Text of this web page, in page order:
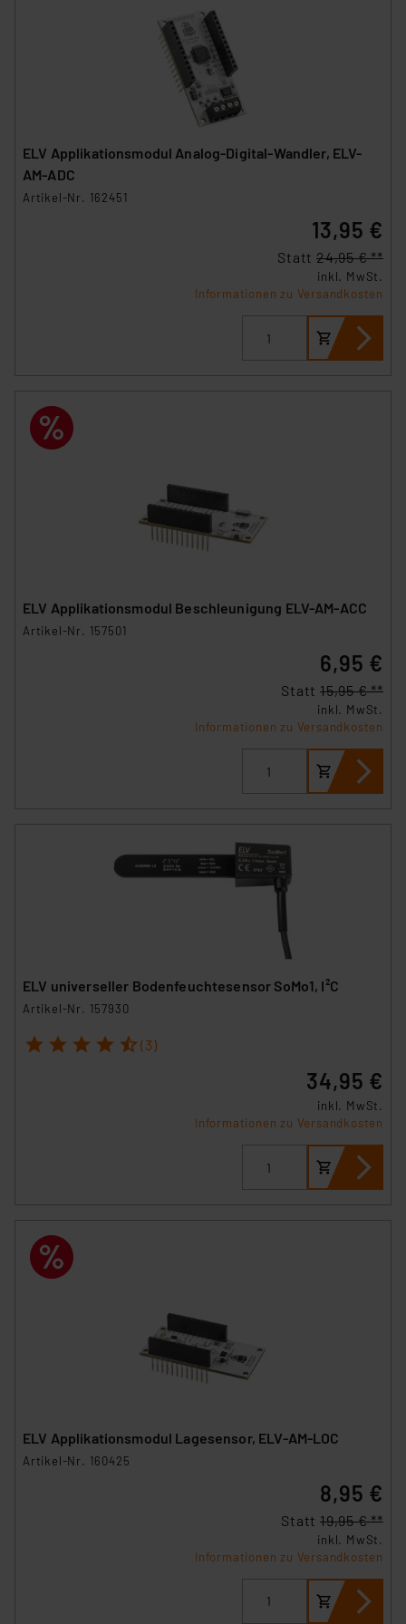
hiergegen Klagemöglichkeiten für Europäer bestehen.
Unsere Kooperation mit diesen Dienstleistern stützt
sich auf die Standarddatenschutzklauseln der
Europäischen Kommission sowie einer eigenen
Beurteilung der mit der Datenübermittlung,
verbundenen Risiken.“
Impressum|Datenschutzerklärung
ELV Applikationsmodul Analog-Digital-Wandler, ELV-
AM-ADC
Artikel-Nr. 162451
13,95 €
Statt 24,95 € **
inkl. MwSt.
Informationen zu Versandkosten
ELV Applikationsmodul Beschleunigung ELV-AM-ACC
Artikel-Nr. 157501
6,95 €
Statt 15,95 € **
inkl. MwSt.
Informationen zu Versandkosten
ELV universeller Bodenfeuchtesensor SoMo1, I²C
Artikel-Nr. 157930
1 2 3 4 5 (3)
34,95 €
inkl. MwSt.
Informationen zu Versandkosten
ELV Applikationsmodul Lagesensor, ELV-AM-LOC
Artikel-Nr. 160425
8,95 €
Statt 19,95 € **
inkl. MwSt.
Informationen zu Versandkosten